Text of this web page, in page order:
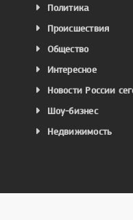
Политика
Происшествия
Общество
Интересное
Новости России
Шоу-бизнес
Недвижимость